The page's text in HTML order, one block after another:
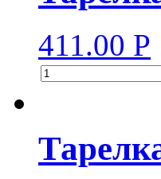
411.00 Р